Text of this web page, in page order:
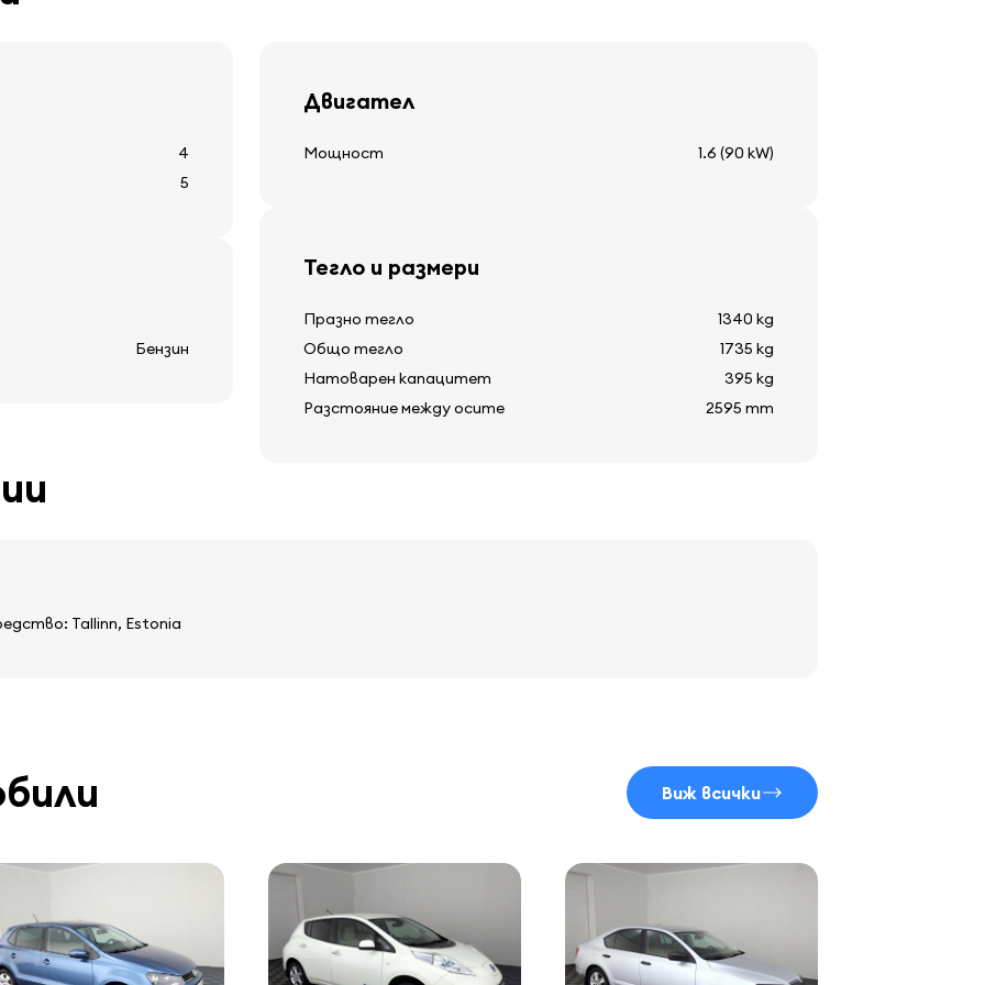
Друго оборудване
чистачка на задното стъкло
4
5
Бензин
Двигател
Мощност 1.6 (90 kW)
Тегло и размери
Празно тегло
1340 kg
Общо тегло
1735 kg
Натоварен капацитет
395 kg
Разстояние между осите
2595 mm
Tallinn, Estonia
Виж всички